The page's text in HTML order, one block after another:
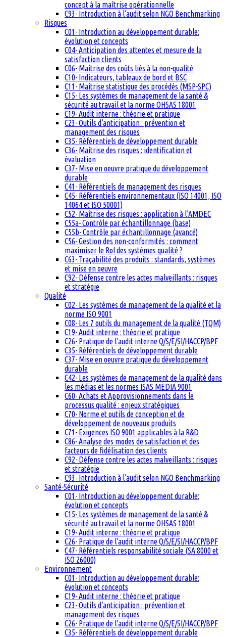
concept à la maîtrise opérationnelle
C93- Introduction à l’audit selon NGO Benchmarking
Risques
C01- Introduction au développement durable:
évolution et concepts
C04- Anticipation des attentes et mesure de la
satisfaction clients
C06- Maîtrise des coûts liés à la non-qualité
C10- Indicateurs, tableaux de bord et BSC
C11- Maîtrise statistique des procédés (MSP-SPC)
C15- Les systèmes de management de la santé &
sécurité au travail et la norme OHSAS 18001
C19- Audit interne : théorie et pratique
C23- Outils d’anticipation : prévention et
management des risques
C35- Référentiels de développement durable
C36- Maîtrise des risques : identification et
évaluation
C37- Mise en oeuvre pratique du développement
durable
C41- Référentiels de management des risques
C45- Référentiels environnementaux (ISO 14001, ISO
14064 et ISO 50001)
C52- Maîtrise des risques : application à l’AMDEC
C55a- Contrôle par échantillonnage (base)
C55b- Contrôle par échantillonnage (avancé)
C56- Gestion des non-conformités : comment
maximiser le RoI des systèmes qualité ?
C63- Traçabilité des produits : standards, systèmes
et mise en oeuvre
C92- Défense contre les actes malveillants : risques
et stratégie
Qualité
C02- Les systèmes de management de la qualité et la
norme ISO 9001
C08- Les 7 outils du management de la qualité (TQM)
C19- Audit interne : théorie et pratique
C26- Pratique de l’audit interne Q/S/E/SI/HACCP/BPF
C35- Référentiels de développement durable
C37- Mise en oeuvre pratique du développement
durable
C42- Les systèmes de management de la qualité dans
les médias et les normes ISAS MEDIA 9001
C60- Achats et Approvisionnements dans le
processus qualité : enjeux stratégiques
C70- Norme et outils de conception et de
développement de nouveaux produits
C71- Exigences ISO 9001 applicables à la R&D
C86- Analyse des modes de satisfaction et des
facteurs de fidélisation des clients
C92- Défense contre les actes malveillants : risques
et stratégie
C93- Introduction à l’audit selon NGO Benchmarking
Santé-Sécurité
C01- Introduction au développement durable:
évolution et concepts
C15- Les systèmes de management de la santé &
sécurité au travail et la norme OHSAS 18001
C19- Audit interne : théorie et pratique
C26- Pratique de l’audit interne Q/S/E/SI/HACCP/BPF
C47- Référentiels responsabilité sociale (SA 8000 et
ISO 26000)
Environnement
C01- Introduction au développement durable:
évolution et concepts
C19- Audit interne : théorie et pratique
C23- Outils d’anticipation : prévention et
management des risques
C26- Pratique de l’audit interne Q/S/E/SI/HACCP/BPF
C35- Référentiels de développement durable